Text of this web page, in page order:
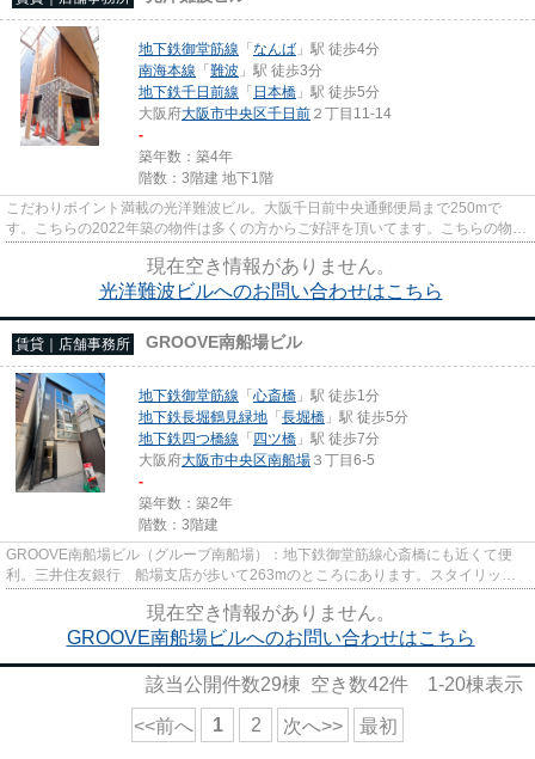
地下鉄御堂筋線 「なんば 」駅 徒歩4分
南海本線 「難波 」駅 徒歩3分
地下鉄千日前線 「 日本橋 」駅 徒歩5分
大阪府大阪市中央区千日前 ２丁目11-14
-
築年数：築4年
階数：3階建 地下1階
こだわりポイント満載の光洋難波ビル。大阪千日前中央通郵便局まで250mで
す。こちらの2022年築の物件は多くの方からご好評を頂いてます。こちらの物件
はエレベーター付きです。
現在空き情報がありません。
光洋難波ビルへのお問い合わせはこちら
賃貸｜店舗事務所 GROOVE南船場ビル
地下鉄御堂筋線 「心斎橋 」駅 徒歩1分
地下鉄長堀鶴見緑地 「長堀橋 」駅 徒歩5分
地下鉄四つ橋線 「四ツ橋 」駅 徒歩7分
大阪府大阪市中央区南船場 ３丁目6-5
-
築年数：築2年
階数：3階建
GROOVE南船場ビル（グルーブ南船場）：地下鉄御堂筋線心斎橋にも近くて便
利。三井住友銀行 船場支店が歩いて263mのところにあります。スタイリッシ
ュな演出が可能なデザイナーズ物件...
現在空き情報がありません。
GROOVE南船場ビルへのお問い合わせはこちら
該当公開件数29棟 空き数42件 1-20棟表示
<<前へ 1 2 次へ>> 最初